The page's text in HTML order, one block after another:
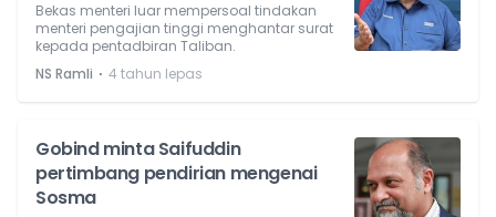
Bekas menteri luar mempersoal tindakan
menteri pengajian tinggi menghantar surat
kepada pentadbiran Taliban.
NS Ramli ⋅ 4 tahun lepas
Gobind minta Saifuddin
pertimbang pendirian mengenai
Sosma